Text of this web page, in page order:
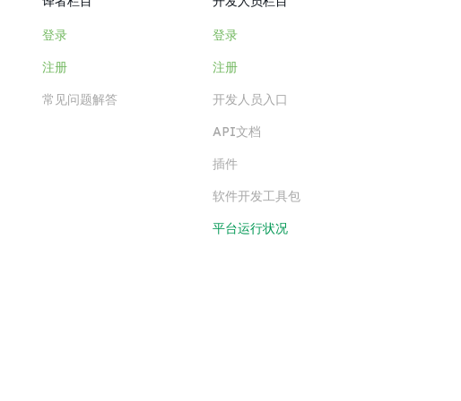
登录
注册
常见问题解答
登录
注册
开发人员入口
API文档
插件
软件开发工具包
平台运行状况